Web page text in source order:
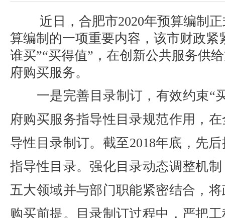
近日，合肥市2020年预算编制正
算编制的一项重要内容，该市财政紧
谁买”“买得值”，在创新公共服务供
府购买服务。
一是完善目录制订，有效约束“
府购买服务指导性目录规范作用，
导性目录制订。截至2018年底，先
指导性目录。强化目录动态调整机
五大领域并与部门职能紧密结合，
购买前提。目录制订过程中，严把